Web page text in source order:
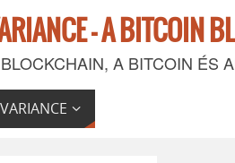
- A BITCOIN
A BITCOIN ÉS
VARIANCE